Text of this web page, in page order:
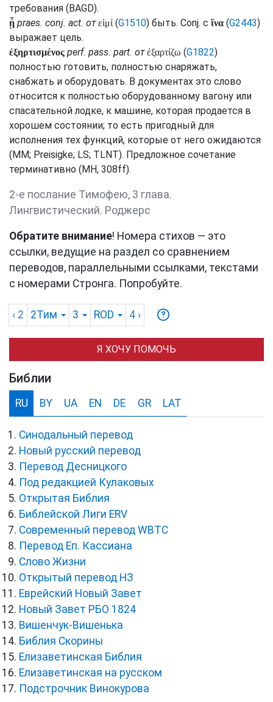
требования (BAGD).
ᾖ praes. conj. act. от εἰμί(G1510) быть. Conj. с ἵνα (G2443)
выражает цель.
ἐξηρτισμένος perf. pass. part. от ἐξαρτίζω (G1822)
полностью готовить, полностью снаряжать,
снабжать и оборудовать. В документах это слово
относится к полностью оборудованному вагону или
спасательной лодке, к машине, которая продается в
хорошем состоянии; то есть пригодный для
исполнения тех функций, которые от него ожидаются
(MM; Preisigke; LS; TLNT). Предложное сочетание
терминативно (MH, 308ff).
2-е послание Тимофею, 3 глава.
Лингвистический. Роджерс
Обратите внимание! Номера стихов — это
ссылки, ведущие на раздел со сравнением
переводов, параллельными ссылками, текстами
с номерами Стронга. Попробуйте.
‹ 2 2Тим 3 ROD 4 ›
Я ХОЧУ ПОМОЧЬ
Библии
RU BY UA EN DE GR LAT
Синодальный перевод
Новый русский перевод
Перевод Десницкого
Под редакцией Кулаковых
Открытая Библия
Библейской Лиги ERV
Cовременный перевод WBTC
Перевод Еп. Кассиана
Слово Жизни
Открытый перевод НЗ
Еврейский Новый Завет
Новый Завет РБО 1824
Вишенчук-Вишенька
Библия Скорины
Елизаветинская Библия
Елизаветинская на русском
Подстрочник Винокурова